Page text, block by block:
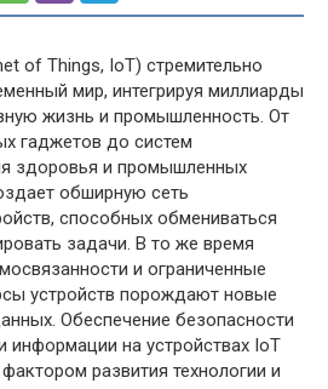
of Things, IoT) стремительно
мир, интегрируя миллиарды
жизнь и промышленность. От
гаджетов до систем
здоровья и промышленных
обширную сеть
способных обмениваться
задачи. В то же время
и ограниченные
устройств порождают новые
Обеспечение безопасности
информации на устройствах IoT
развития технологии и